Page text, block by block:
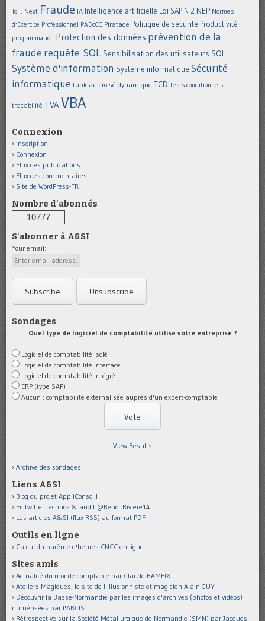
To... Next Fraude IA Intelligence artificielle Loi SAPIN 2 NEP Normes
d'Exercice Professionnel PADoCC Piratage Politique de sécurité Productivité
programmation Protection des données prévention de la
fraude requête SQL Sensibilisation des utilisateurs SQL
Système d'information Système informatique Sécurité
informatique tableau croisé dynamique TCD Tests conditionnels
traçabilité TVA VBA
Connexion
Inscription
Connexion
Flux des publications
Flux des commentaires
Site de WordPress-FR
Nombre d'abonnés
10777
S'abonner à A&SI
Your email:
Sondages
Quel type de logiciel de comptabilité utilise votre entreprise ?
Logiciel de comptabilité isolé
Logiciel de comptabilité interfacé
Logiciel de comptabilité intégré
ERP (type SAP)
Aucun : comptabilité externalisée auprès d'un expert-comptable
View Results
Archive des sondages
Liens A&SI
Blog du projet AppliConso II
Fil twitter technos & audit @BenoitRiviere14
Les articles A&SI (flux RSS) au format PDF
Outils en ligne
Calcul du barème d'heures CNCC en ligne
Sites amis
Actualité du monde comptable par Claude RAMEIX
Ateliers Magiques, le site de l'illusionniste et magicien Alain GUY
Découvrir la Basse-Normandie par les images d'archives (photos et vidéos)
numérisées par l'ARCIS
Rétrospective sur la Société Métallurgique de Normandie (SMN) par Jacques